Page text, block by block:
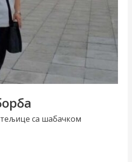
са шабачком